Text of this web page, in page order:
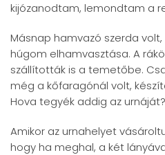
kijózanodtam, lemondtam a
Másnap hamvazó szerda
húgom elhamvasztása. A
szállították is a temetőbe.
még a kőfaragónál volt,
Hova tegyék addig az urnáját?
Amikor az urnahelyet
hogy ha meghal, a két